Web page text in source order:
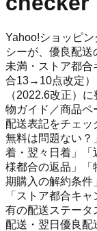
Yahoo!ショッピ
シーが、優良配
未満・ストア都
合13→10点改定）
（2022.6改正）
物ガイド／商品ペ
配送表記をチェッ
無料は問題ない？
着・翌々日着」「
様都合の返品」「
期購入の解約条件
「ストア都合キ
有の配送ステータ
配送・翌日優良配